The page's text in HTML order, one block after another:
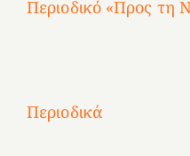
Περιοδικό «Προς τη
Περιοδικά
1821
Δεκέμβριος
2023!
Μάιος
2023!
Μάρτιος
2023!